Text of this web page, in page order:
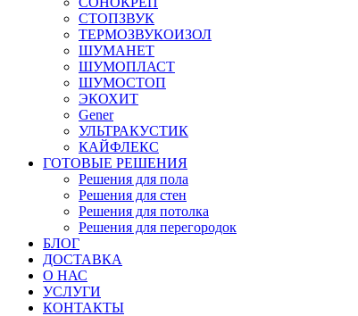
СТОПЗВУК
ТЕРМОЗВУКОИЗОЛ
ШУМАНЕТ
ШУМОПЛАСТ
ШУМОСТОП
ЭКОХИТ
Gener
УЛЬТРАКУСТИК
КАЙФЛЕКС
ГОТОВЫЕ РЕШЕНИЯ
Решения для пола
Решения для стен
Решения для потолка
Решения для перегородок
БЛОГ
ДОСТАВКА
О НАС
УСЛУГИ
КОНТАКТЫ